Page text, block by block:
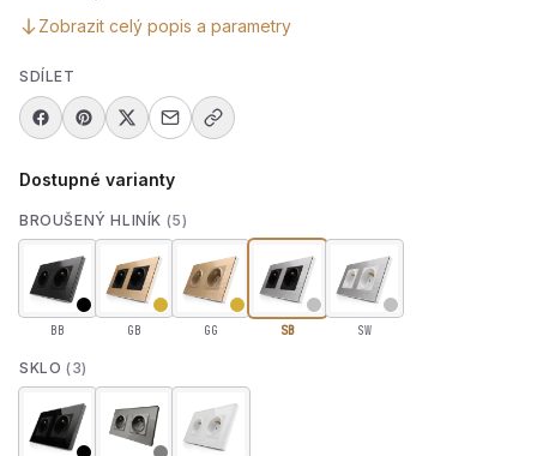
Zobrazit celý popis a parametry
SDÍLET
Dostupné varianty
BROUŠENÝ HLINÍK (5)
BB GB GG SB SW
SKLO (3)